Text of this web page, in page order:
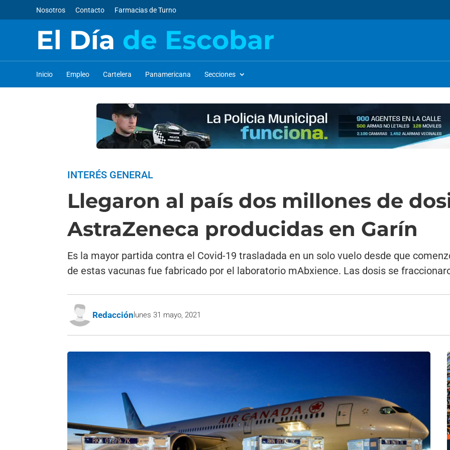
Nosotros Contacto Farmacias de Turno
El Día de Escobar
Inicio Empleo Cartelera Panamericana Secciones
INTERÉS GENERAL
Llegaron al país dos millones de
AstraZeneca producidas en Garín
Es la mayor partida contra el Covid-19 trasladada en un solo vuelo desde que
de estas vacunas fue fabricado por el laboratorio mAbxience. Las dosis se
Redacción lunes 31 mayo, 2021